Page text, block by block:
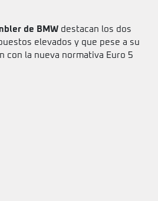
de BMW destacan los dos
elevados y que pese a su
con la nueva normativa Euro 5